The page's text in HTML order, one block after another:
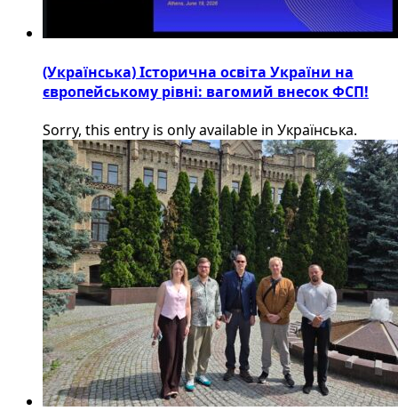
(Українська) Історична освіта України на
європейському рівні: вагомий внесок ФСП!
Sorry, this entry is only available in Українська.